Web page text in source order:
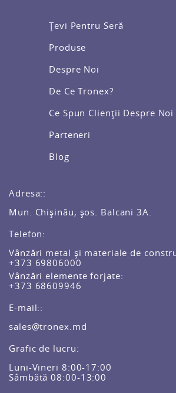
Țevi Pentru Seră
Produse
Despre Noi
De Ce Tronex?
Ce Spun Clienții Despre Noi
Parteneri
Blog
Adresa::
Mun. Chișinău, șos. Balcani 3A.
Telefon:
Vânzări metal și materiale de
+373 69806000
Vânzări elemente forjate:
+373 68609946
E-mail::
sales@tronex.md
Grafic de lucru:
Luni-Vineri 8:00-17:00
Sâmbătă 08:00-13:00